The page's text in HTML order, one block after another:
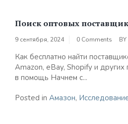
Поиск оптовых
9 сентября, 2024 0 Comments BY
Как бесплатно найти
Amazon, eBay, Shopify и
в помощь Начнем с...
Posted in Амазон,